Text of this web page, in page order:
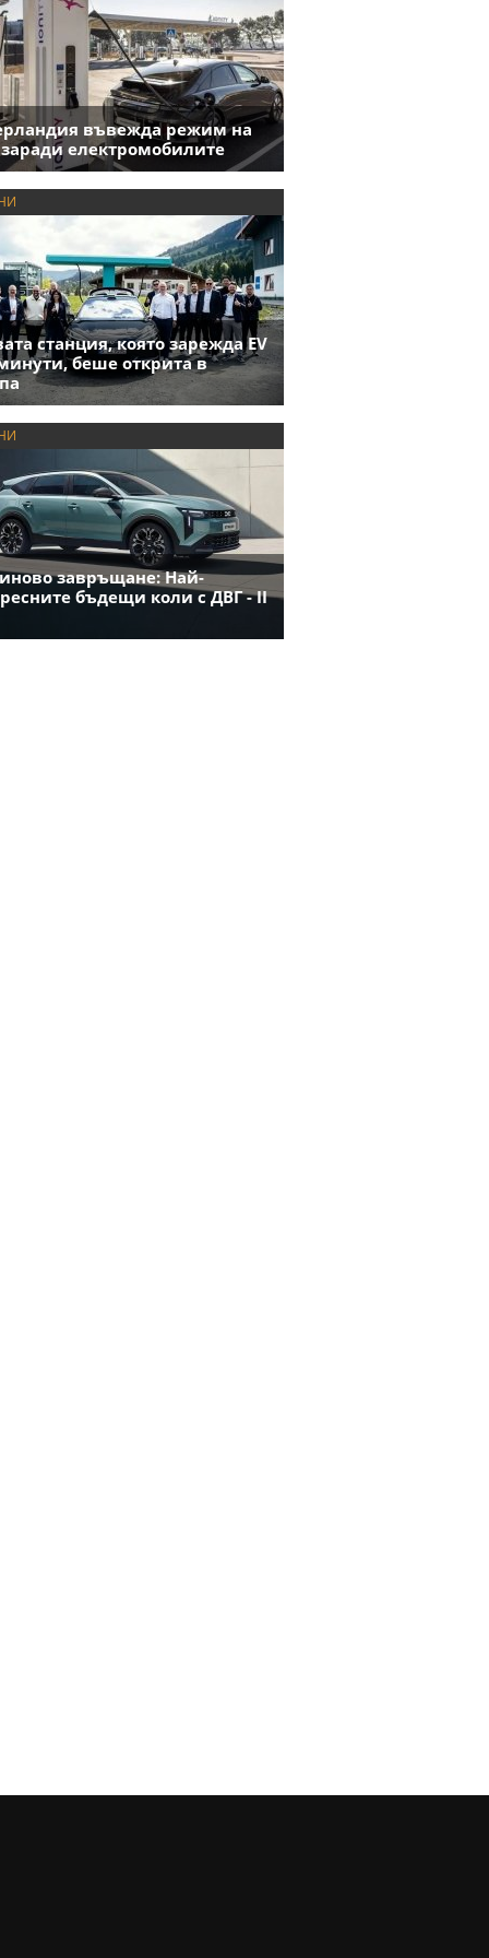
въвежда режим на
заради електромобилите
станция, която зарежда EV
беше открита в
завръщане: Най-
бъдещи коли с ДВГ - II